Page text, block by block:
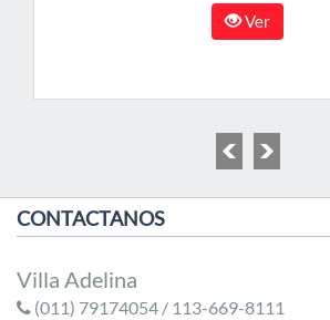
Ver
CONTACTANOS
Villa Adelina
(011) 79174054 / 113-669-8111